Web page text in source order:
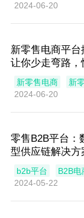
2024-06-20
新零售电商平台
让你少走弯路，
新零售电商
新
2024-06-20
零售B2B平台：
型供应链解决方
b2b平台
B2B电
2024-05-22